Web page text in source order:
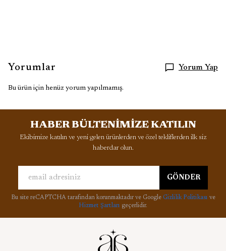
Yorumlar Yorum Yap
Bu ürün için henüz yorum yapılmamış.
HABER BÜLTENİMİZE KATILIN
Ekibimize katılın ve yeni gelen ürünlerden ve özel tekliflerden ilk siz
haberdar olun.
GÖNDER
Bu site reCAPTCHA tarafından korunmaktadır ve Google Gizlilik Politikası ve
Hizmet Şartları geçerlidir.